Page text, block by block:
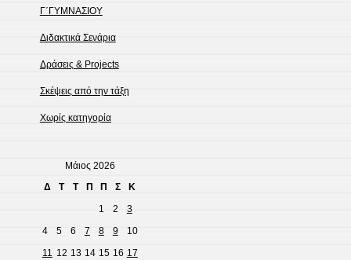
Γ΄ΓΥΜΝΑΣΙΟΥ
Διδακτικά Σενάρια
Δράσεις & Projects
Σκέψεις από την τάξη
Χωρίς κατηγορία
Μάιος 2026
Δ
Τ Τ Π Π Σ
Κ
1
2
3
4
5 6 7 8 9
10
11 12 13 14 15 16 17